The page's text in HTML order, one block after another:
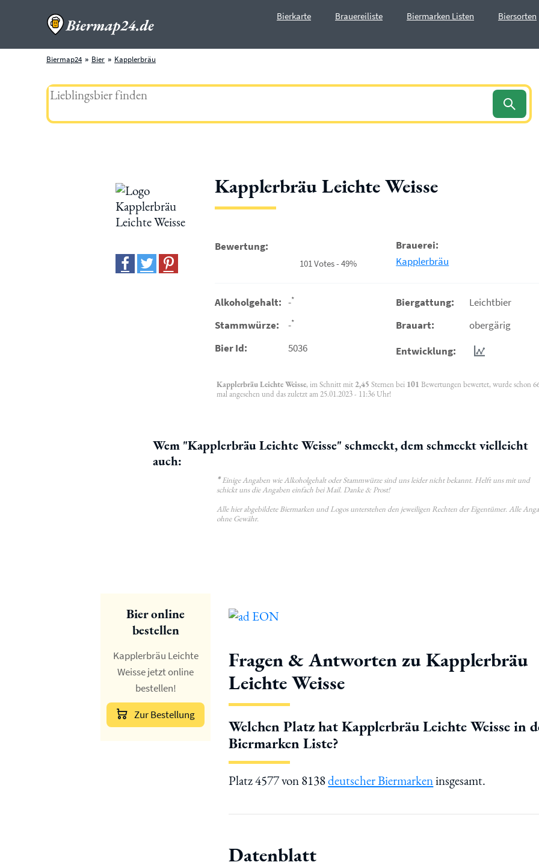
Bierkarte Brauereiliste Biermarken Listen Biersorten
Biermap24 Bier Kapplerbräu
Kapplerbräu Leichte Weisse
Bewertung:
101 Votes - 49%
Brauerei:
Kapplerbräu
Alkoholgehalt: -*
Stammwürze: -*
Bier Id: 5036
Biergattung:
Leichtbier
Brauart:
obergärig
Entwicklung:
Kapplerbräu Leichte Weisse, im Schnitt mit 2,45 Sternen bei 101 Bewertungen bewertet, wurde schon
mal angesehen und das zuletzt am 25.01.2023 - 11:36 Uhr!
Wem "Kapplerbräu Leichte Weisse" schmeckt, dem schmeckt vielleicht
auch:
*Einige Angaben wie Alkoholgehalt oder Stammwürze sind uns leider nicht bekannt. Helft uns mit und
schickt uns die Angaben einfach bei Mail. Danke & Prost!
Alle hier abgebildete Biermarken und Logos unterstehen den jeweiligen Rechten der Eigentümer. Alle
ohne Gewähr.
Bier online
bestellen
Kapplerbräu Leichte
Weisse jetzt online
bestellen!
Zur Bestellung
Fragen & Antworten zu Kapplerbräu
Leichte Weisse
Welchen Platz hat Kapplerbräu Leichte Weisse in
Biermarken Liste?
Platz 4577 von 8138deutscher Biermarkeninsgesamt.
Datenblatt